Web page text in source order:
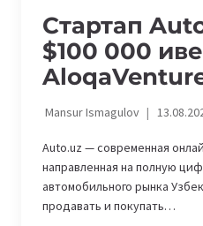
Стартап
$100 000
Mansur Ismagulov
Auto.uz — современная
направленная на полную
автомобильного рынка
продавать и покупать…